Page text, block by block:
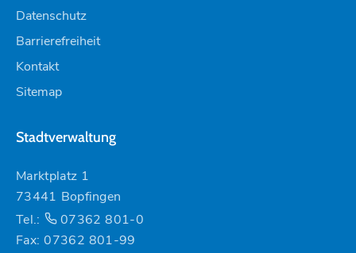
Datenschutz
Barrierefreiheit
Kontakt
Sitemap
Stadtverwaltung
Marktplatz 1
73441 Bopfingen
Tel.:
07362 801-0
Fax: 07362 801-99